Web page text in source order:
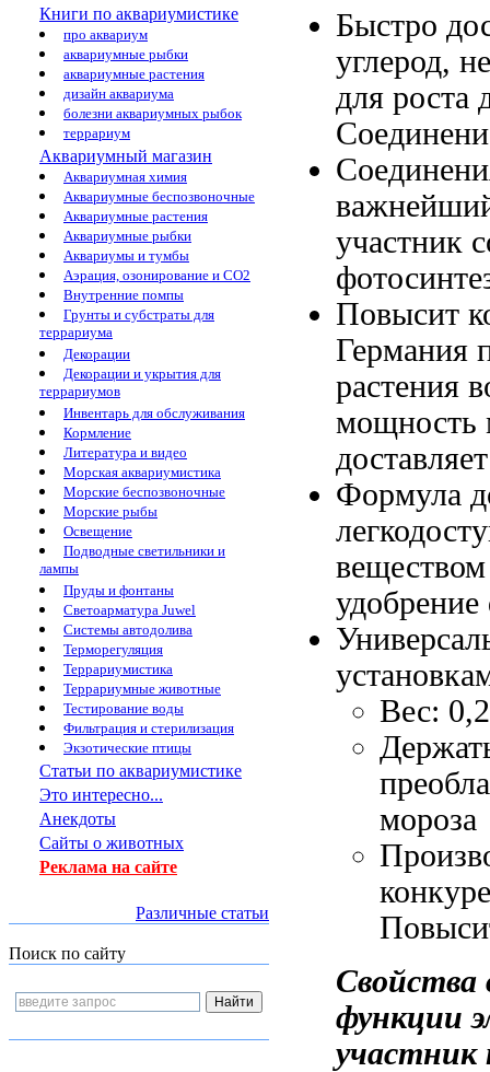
Книги по аквариумистике
про аквариум
аквариумные рыбки
аквариумные растения
дизайн аквариума
болезни аквариумных рыбок
террариум
Аквариумный магазин
Аквариумная химия
Аквариумные беспозвоночные
Аквариумные растения
Аквариумные рыбки
Аквариумы и тумбы
Аэрация, озонирование и CO2
Внутренние помпы
Грунты и субстраты для
террариума
Декорации
Декорации и укрытия для
террариумов
Инвентарь для обслуживания
Кормление
Литература и видео
Морская аквариумистика
Морские беспозвоночные
Морские рыбы
Освещение
Подводные светильники и
лампы
Пруды и фонтаны
Светоарматура Juwel
Системы автодолива
Терморегуляция
Террариумистика
Террариумные животные
Тестирование воды
Фильтрация и стерилизация
Экзотические птицы
Статьи по аквариумистике
Это интересно...
Анекдоты
Сайты о животных
Реклама на сайте
Различные статьи
Поиск по сайту
Быстро
углерод,
для роста
участник
Повысит
Германия
растения
мощность
доставляет
Формула
удобрение
Вес:
мороза
Свойства
функции
участник